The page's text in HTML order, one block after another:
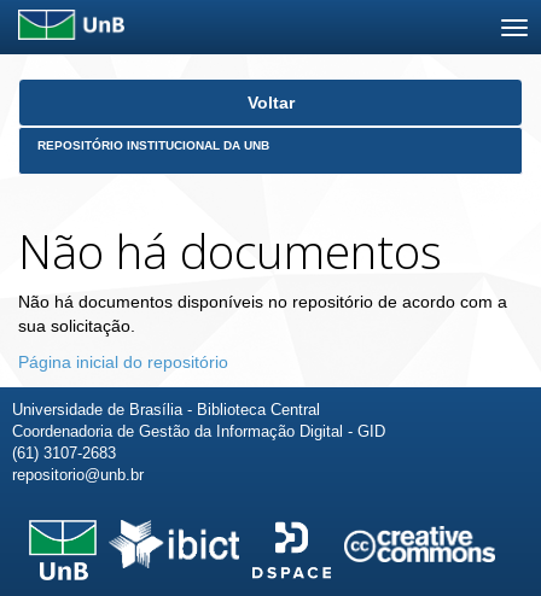
Skip
Voltar
REPOSITÓRIO INSTITUCIONAL DA UNB
Não há documentos
Não há documentos disponíveis no repositório de acordo com a
sua solicitação.
Página inicial do repositório
Universidade de Brasília - Biblioteca Central
Coordenadoria de Gestão da Informação Digital - GID
(61) 3107-2683
repositorio@unb.br